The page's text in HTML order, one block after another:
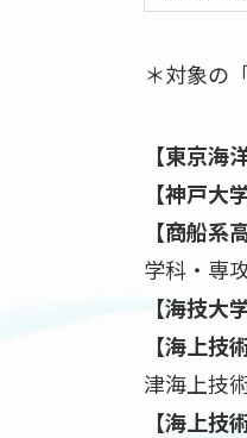
＊対象の
【東京海
【神戸大学
【商船系
学科・専
【海技大
【海上技
津海上技
【海上技